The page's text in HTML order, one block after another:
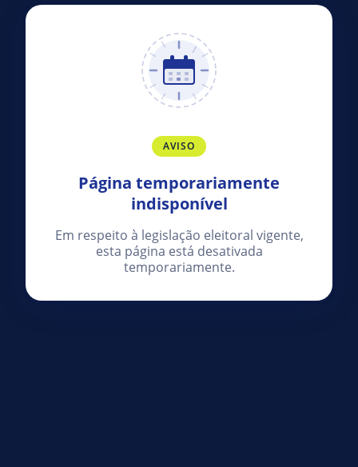
AVISO
Página temporariamente
indisponível
Em respeito à legislação eleitoral vigente,
esta página está desativada
temporariamente.